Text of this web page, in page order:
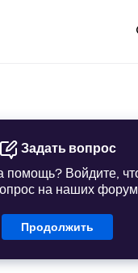
Задать вопрос
помощь? Войдите,
на наших
Продолжить